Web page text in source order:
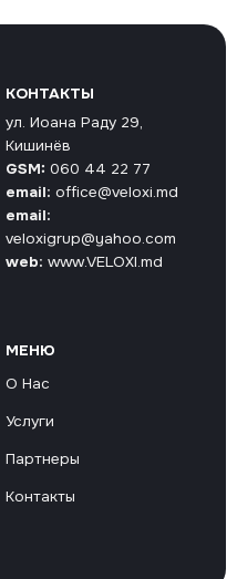
КОНТАКТЫ
ул. Иоана Раду 29,
Кишинёв
GSM: 060 44 22 77
email: office@veloxi.md
email:
veloxigrup@yahoo.com
web: www.VELOXI.md
МЕНЮ
О Нас
Услуги
Партнеры
Контакты